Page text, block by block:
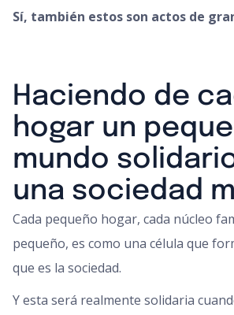
Sí, también estos son actos de
Haciendo de
hogar un
mundo
una sociedad
Cada pequeño hogar, cada núcleo
pequeño, es como una célula que
que es la sociedad.
Y esta será realmente solidaria